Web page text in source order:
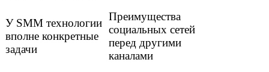
У SMM технологии
вполне конкретные
задачи
Преимущества
социальных сетей
перед другими
каналами